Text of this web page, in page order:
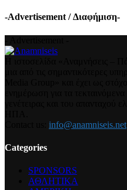
-Advertisement / Διαφήμιση-
info@anamniseis.net
Categories
SPONSORS
ΑΘΛΗΤΙΚΑ